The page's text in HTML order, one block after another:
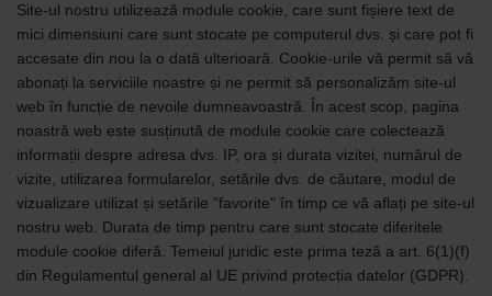
Site-ul nostru utilizează module cookie, care sunt fișiere text de
mici dimensiuni care sunt stocate pe computerul dvs. și care pot fi
accesate din nou la o dată ulterioară. Cookie-urile vă permit să vă
abonați la serviciile noastre și ne permit să personalizăm site-ul
web în funcție de nevoile dumneavoastră. În acest scop, pagina
noastră web este susținută de module cookie care colectează
informații despre adresa dvs. IP, ora și durata vizitei, numărul de
vizite, utilizarea formularelor, setările dvs. de căutare, modul de
vizualizare utilizat și setările "favorite" în timp ce vă aflați pe site-ul
nostru web. Durata de timp pentru care sunt stocate diferitele
module cookie diferă. Temeiul juridic este prima teză a art. 6(1)(f)
din Regulamentul general al UE privind protecția datelor (GDPR).